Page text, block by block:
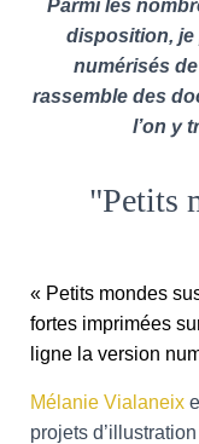
Parmi les
disposition,
numérisés de
rassemble des
l’on y
"Petits
« Petits mondes
fortes imprimées
ligne la version
Mélanie Vialaneix
projets